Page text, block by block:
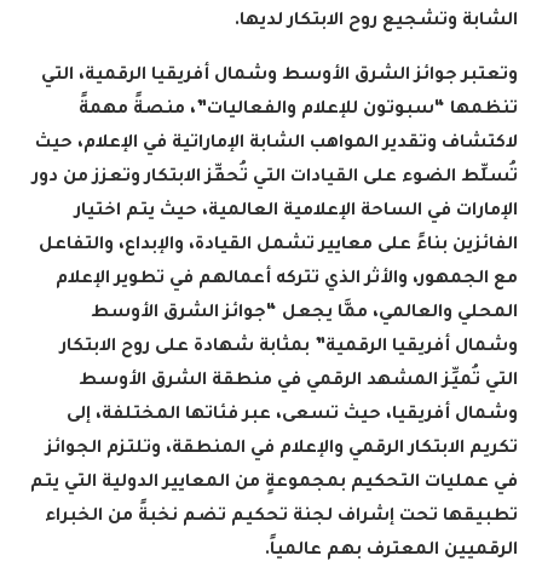
الشابة وتشجيع روح الابتكار لديها.
وتعتبر جوائز الشرق الأوسط وشمال أفريقيا الرقمية، التي
تنظمها “سبوتون للإعلام والفعاليات”، منصةً مهمةً
لاكتشاف وتقدير المواهب الشابة الإماراتية في الإعلام، حيث
تُسلِّط الضوء على القيادات التي تُحفِّز الابتكار وتعزز من دور
الإمارات في الساحة الإعلامية العالمية، حيث يتم اختيار
الفائزين بناءً على معايير تشمل القيادة، والإبداع، والتفاعل
مع الجمهور، والأثر الذي تتركه أعمالهم في تطوير الإعلام
المحلي والعالمي، ممَّا يجعل “جوائز الشرق الأوسط
وشمال أفريقيا الرقمية” بمثابة شهادة على روح الابتكار
التي تُميِّز المشهد الرقمي في منطقة الشرق الأوسط
وشمال أفريقيا، حيث تسعى، عبر فئاتها المختلفة، إلى
تكريم الابتكار الرقمي والإعلام في المنطقة، وتلتزم الجوائز
في عمليات التحكيم بمجموعةٍ من المعايير الدولية التي يتم
تطبيقها تحت إشراف لجنة تحكيم تضم نخبةً من الخبراء
الرقميين المعترف بهم عالمياً.